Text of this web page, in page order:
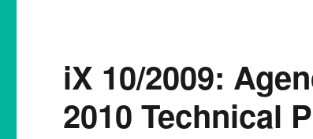
iX 10/2009:
2010 Technical